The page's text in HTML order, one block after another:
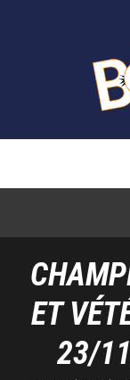
ET
23/